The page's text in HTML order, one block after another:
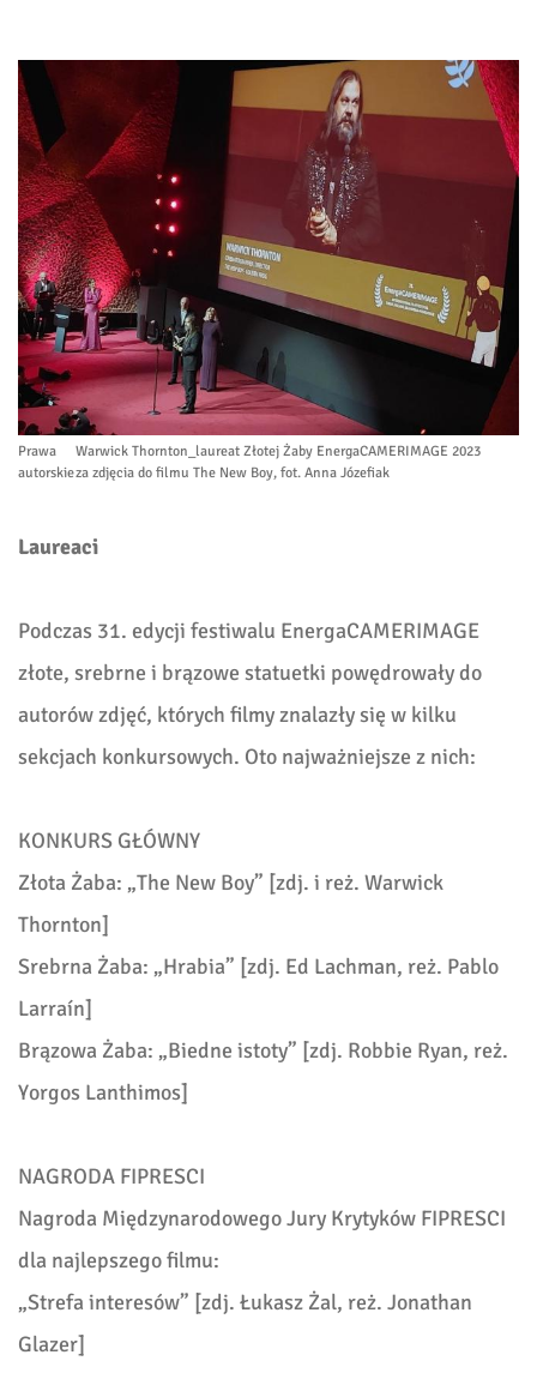
Prawa
autorskie
Warwick Thornton_laureat Złotej Żaby EnergaCAMERIMAGE 2023
za zdjęcia do filmu The New Boy, fot. Anna Józefiak
Laureaci
Podczas 31. edycji festiwalu EnergaCAMERIMAGE
złote, srebrne i brązowe statuetki powędrowały do
autorów zdjęć, których filmy znalazły się w kilku
sekcjach konkursowych. Oto najważniejsze z nich:
KONKURS GŁÓWNY
Złota Żaba: „The New Boy” [zdj. i reż.Warwick
Thornton]
Srebrna Żaba: „Hrabia” [zdj. Ed Lachman, reż. Pablo
Larraín]
Brązowa Żaba: „Biedne istoty” [zdj. Robbie Ryan, reż.
Yorgos Lanthimos]
NAGRODA FIPRESCI
Nagroda Międzynarodowego Jury Krytyków FIPRESCI
dla najlepszego filmu:
„Strefa interesów” [zdj. Łukasz Żal, reż. Jonathan
Glazer]